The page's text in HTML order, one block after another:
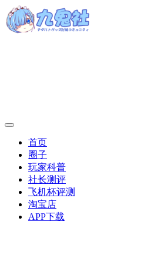
首页
圈子
玩家科普
社长测评
飞机杯评测
淘宝店
APP下载